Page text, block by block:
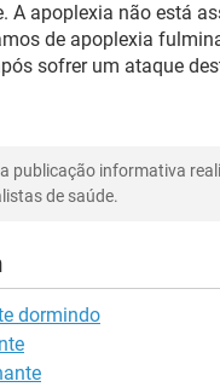
A apoplexia não está
de apoplexia
sofrer um ataque
publicação informativa
de saúde.
dormindo